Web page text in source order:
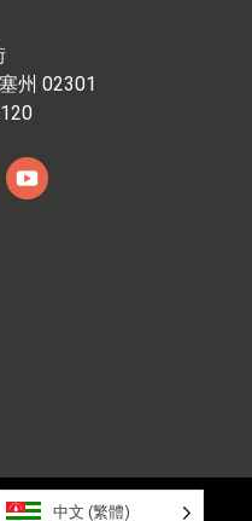
州 02301
中文 (繁體)